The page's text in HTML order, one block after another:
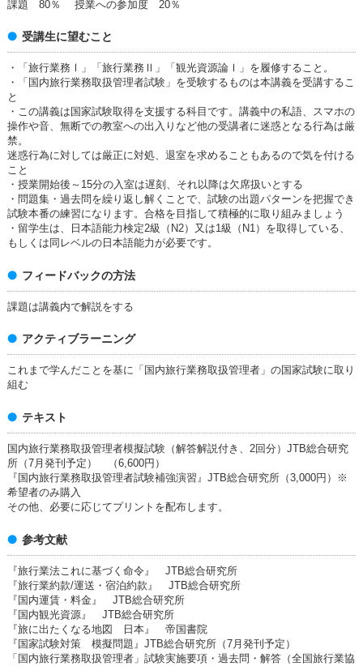
課題 80％ 授業への参加度 20％
受講生に望むこと
・「旅行業務Ⅰ」「旅行業務Ⅱ」「観光資源論Ⅰ」を履修すること。
・「国内旅行業務取扱管理者試験」を受験するものは本講義を受講するこ
と
・この講義は国家試験取得を支援する科目です。講義中の私語、スマホの
操作や音、無断での教室への出入りなど他の受講者に迷惑となる行為は厳
禁。
迷惑行為に対しては厳正に対処、退室を求めることもあるので気を付ける
こと
・授業開始後～15分の入室は遅刻、それ以降は欠席扱いとする
・問題集・過去問を繰り返し解くことで、試験の出題パターンを把握でき
試験本番の練習になります。合格を目指して積極的に取り組みましょう
・留学生は、日本語能力検定2級（N2）又は1級（N1）を取得している、
もしくは同レベルの日本語能力が必要です。
フィードバックの方法
課題は講義内で解説をする
アクティブラーニング
これまで学んだことを基に「国内旅行業務取扱管理者」の国家試験に取り
組む
テキスト
国内旅行業務取扱管理者模擬試験（解答解説付き、2回分）JTB総合研究
所（7月発刊予定） （6,600円）
『国内旅行業務取扱管理者試験補強演習』JTB総合研究所（3,000円）※
希望者のみ購入
その他、必要に応じてプリントを配布します。
参考文献
『旅行業法これに基づく命令』 JTB総合研究所
『旅行業約款/運送・宿泊約款』 JTB総合研究所
『国内運賃・料金』 JTB総合研究所
『国内観光資源』 JTB総合研究所
『旅に出たくなる地図 日本』 帝国書院
『国家試験対策 模擬問題』JTB総合研究所（7月発刊予定）
「国内旅行業務取扱管理者」試験実施要項・過去問・解答（全国旅行業協